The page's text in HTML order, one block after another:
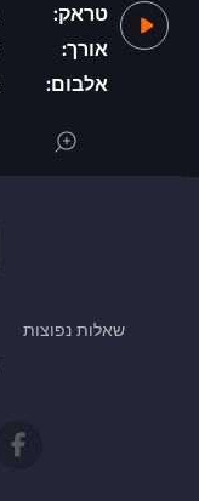
טראק:
אורך:
אלבום:
שאלות נפוצות